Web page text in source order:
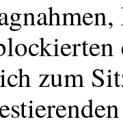
zum